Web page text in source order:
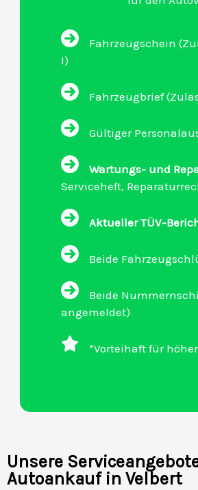
Fahrzeugschein
I)
Fahrzeugbrief
Gültiger
Wartungs- und
Serviceheft,
Aktueller TÜV-
Beide
Beide
angemeldet)
*Vorteihaft für
Unsere
Autoankauf in Velbert